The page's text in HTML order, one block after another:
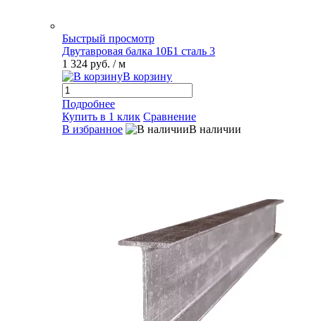
Быстрый просмотр
Двутавровая балка 10Б1 сталь 3
1 324 руб. / м
В корзину
Подробнее
Купить в 1 клик Сравнение
В избранное
В наличии